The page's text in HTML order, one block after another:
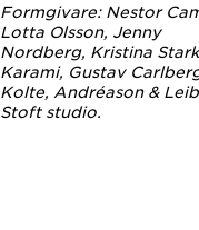
Formgivare: Nestor
Lotta Olsson, Jenny
Nordberg, Kristina
Karami, Gustav
Kolte, Andréason &
Stoft studio.